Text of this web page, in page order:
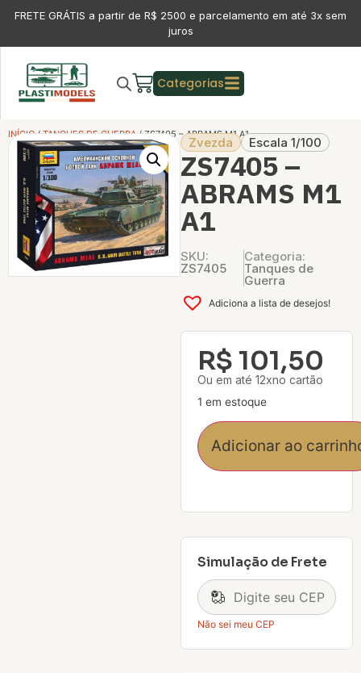
FRETE GRÁTIS a partir de R$ 2500 e parcelamento em até 3x sem
juros
Categorias
INÍCIO/TANQUES DE GUERRA/ ZS7405 – ABRAMS M1 A1
Zvezda Escala 1/100
ZS7405 –
ABRAMS M1
A1
SKU:
ZS7405
Categoria:
Tanques de
Guerra
Adiciona a lista de desejos!
R$ 101,50
Ou em até 12xno cartão
1 em estoque
Adicionar ao
Simulação de Frete
Não sei meu CEP